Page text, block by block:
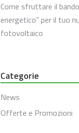
Come sfruttare il
energetico” per il tuo
fotovoltaico
Categorie
News
Offerte e Promozioni